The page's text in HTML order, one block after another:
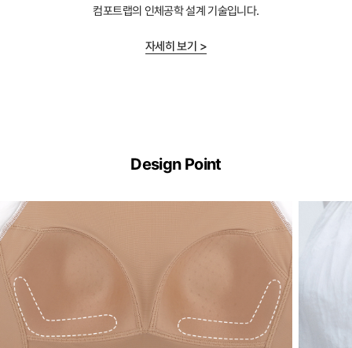
컴포트랩의 인체공학 설계 기술입니다.
자세히 보기 >
이
란?
ERGOFIT®
은
브
Design Point